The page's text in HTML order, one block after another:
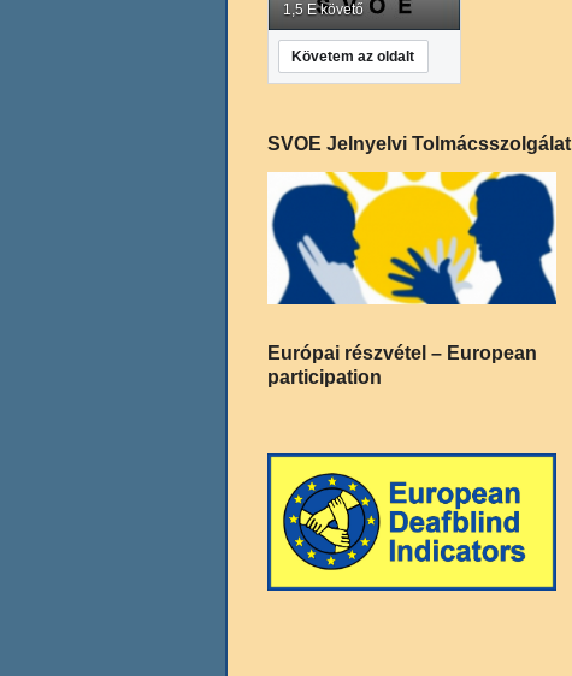
1,5 E követő
Követem az oldalt
SVOE Jelnyelvi Tolmácsszolgálat
Európai részvétel – European
participation